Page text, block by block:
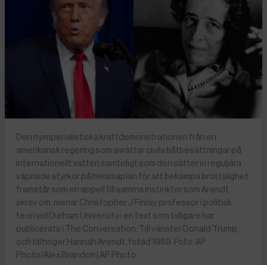
Den nyimperialistiska kraftdemonstrationen från en
amerikansk regering som avrättar civila båtbesättningar på
internationellt vatten samtidigt som den sätter in reguljära
väpnade styrkor på hemmaplan för att bekämpa brottslighet
framstår som en appell till samma instinkter som Arendt
skrev om, menar Christopher J Finlay, professor i politisk
teori vid Durham University i en text som tidigare har
publicerats i The Conversation. Till vänster Donald Trump,
och till höger Hannah Arendt, fotad 1969. Foto: AP
Photo/Alex Brandon | AP Photo